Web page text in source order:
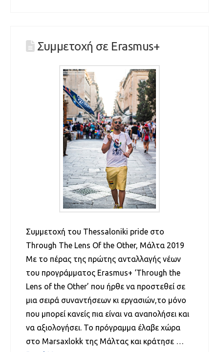
Συμμετοχή σε Erasmus+
Συμμετοχή του Thessaloniki pride στο
Through The Lens Of the Other, Μάλτα 2019
Με το πέρας της πρώτης ανταλλαγής νέων
του προγράμματος Erasmus+ ‘Through the
Lens of the Other’ που ήρθε να προστεθεί σε
μια σειρά συναντήσεων κι εργασιών,το μόνο
που μπορεί κανείς πια είναι να αναπολήσει και
να αξιολογήσει. Το πρόγραμμα έλαβε χώρα
στο Marsaxlokk της Μάλτας και κράτησε …